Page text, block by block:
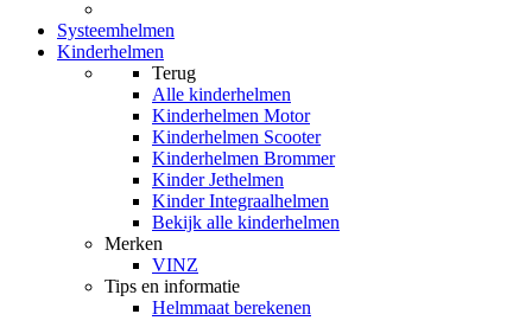
Systeemhelmen
Kinderhelmen
Terug
Alle kinderhelmen
Kinderhelmen Motor
Kinderhelmen Scooter
Kinderhelmen Brommer
Kinder Jethelmen
Kinder Integraalhelmen
Bekijk alle kinderhelmen
Merken
VINZ
Tips en informatie
Helmmaat berekenen